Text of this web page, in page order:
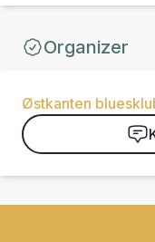
Organizer
Østkanten